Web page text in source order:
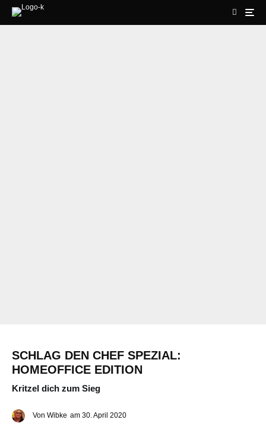
SCHLAG DEN CHEF SPEZIAL:
HOMEOFFICE EDITION
Kritzel dich zum Sieg
Von Wibke am 30. April 2020